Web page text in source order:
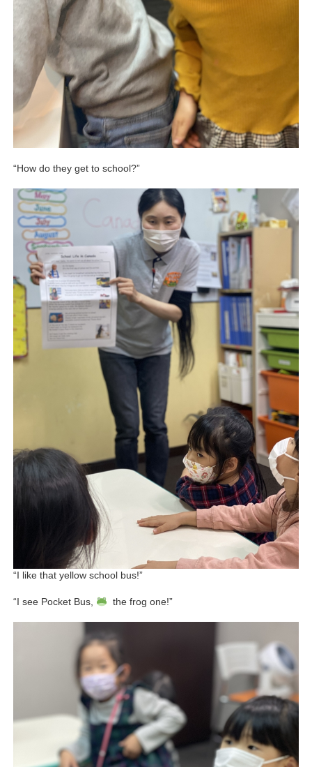
“How do they get to school?”
“I like that yellow school bus!”
“I see Pocket Bus, the frog one!”